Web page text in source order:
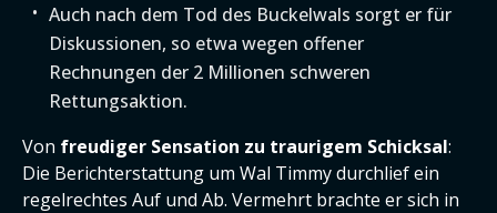
Auch nach dem Tod des Buckelwals sorgt er für
Diskussionen, so etwa wegen offener
Rechnungen der 2 Millionen schweren
Rettungsaktion.
Von freudiger Sensation zu traurigem Schicksal:
Die Berichterstattung um Wal Timmy durchlief ein
regelrechtes Auf und Ab. Vermehrt brachte er sich in